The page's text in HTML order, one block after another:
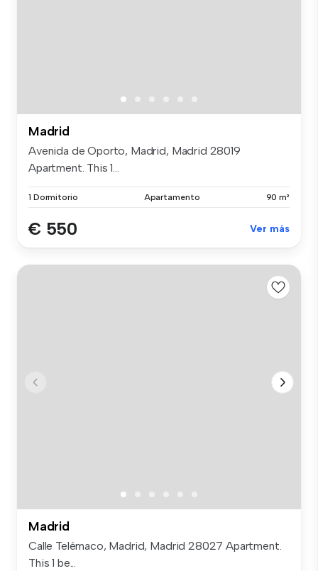
Madrid
Avenida de Oporto, Madrid, Madrid 28019
Apartment. This 1...
1 Dormitorio Apartamento 90 m²
€ 550 Ver más
Madrid
Calle Telémaco, Madrid, Madrid 28027 Apartment.
This 1 be...